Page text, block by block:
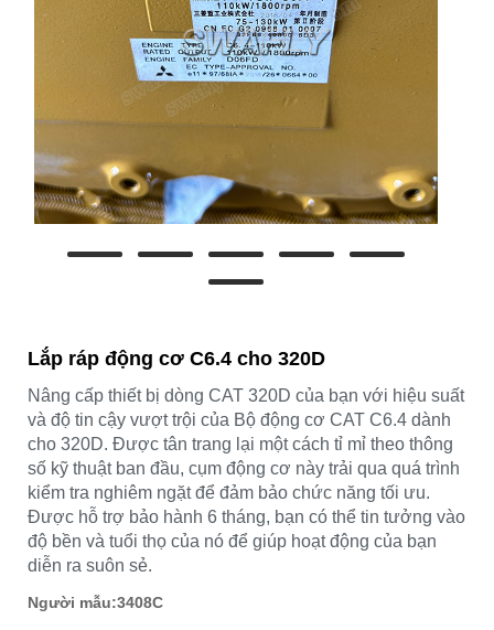
Lắp ráp động cơ C6.4 cho 320D
Nâng cấp thiết bị dòng CAT 320D của bạn với hiệu suất
và độ tin cậy vượt trội của Bộ động cơ CAT C6.4 dành
cho 320D. Được tân trang lại một cách tỉ mỉ theo thông
số kỹ thuật ban đầu, cụm động cơ này trải qua quá trình
kiểm tra nghiêm ngặt để đảm bảo chức năng tối ưu.
Được hỗ trợ bảo hành 6 tháng, bạn có thể tin tưởng vào
độ bền và tuổi thọ của nó để giúp hoạt động của bạn
diễn ra suôn sẻ.
Người mẫu:3408C